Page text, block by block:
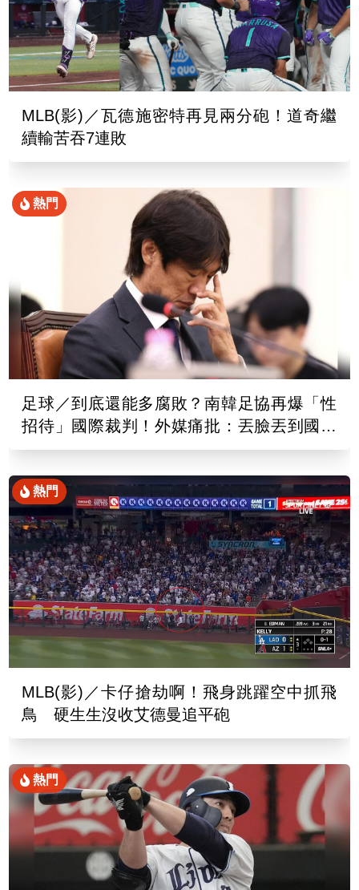
MLB(影)／瓦德施密特再見兩分砲！道奇繼
續輸苦吞7連敗
熱門
足球／到底還能多腐敗？南韓足協再爆「性
招待」國際裁判！外媒痛批：丟臉丟到國外
去
熱門
MLB(影)／卡仔搶劫啊！飛身跳躍空中抓飛
鳥 硬生生沒收艾德曼追平砲
熱門